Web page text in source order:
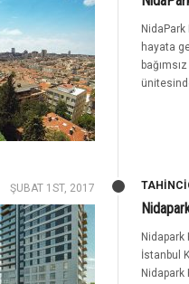
hayata
ŞUBAT 1ST, 2017
Nidapark
İstanbul
Nidapark